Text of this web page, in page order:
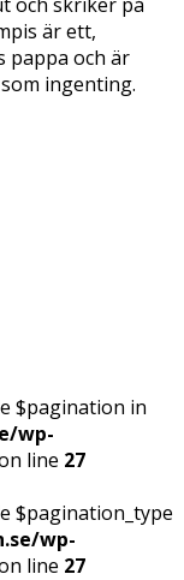
är ett,
pappa och är
ingenting.
$pagination in
wp-
line 27
$pagination_type
wp-
line 27